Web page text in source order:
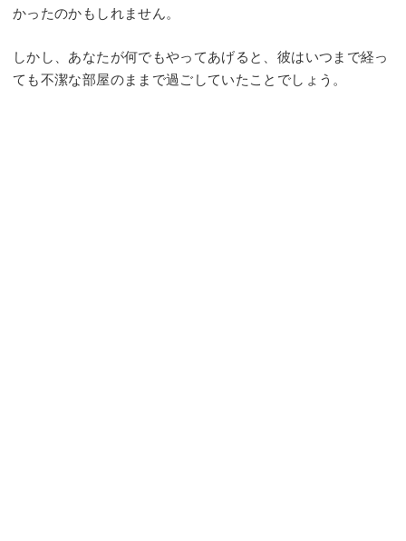
かったのかもしれません。
しかし、あなたが何でもやってあげると、彼はいつまで経っ
ても不潔な部屋のままで過ごしていたことでしょう。